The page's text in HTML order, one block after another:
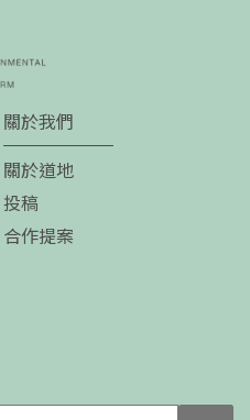
關於我們
關於道地
投稿
合作提案